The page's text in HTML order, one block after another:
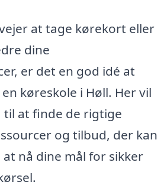
at tage kørekort eller
dine
er det en god idé at
køreskole i Høll. Her vil
at finde de rigtige
og tilbud, der kan
nå dine mål for sikker